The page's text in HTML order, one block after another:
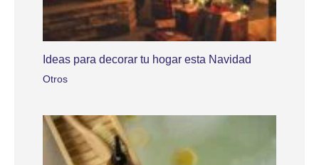
Ideas para decorar tu hogar esta Navidad
Otros